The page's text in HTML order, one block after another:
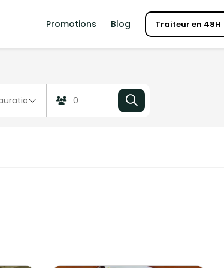
Promotions Blog Traiteur en 48H